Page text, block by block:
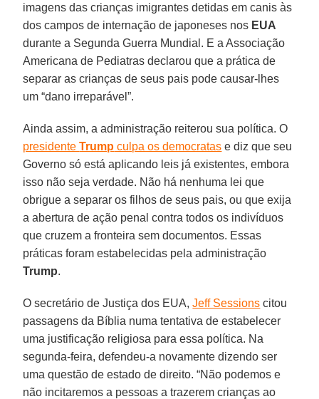
imagens das crianças imigrantes detidas em canis às
dos campos de internação de japoneses nos EUA
durante a Segunda Guerra Mundial. E a Associação
Americana de Pediatras declarou que a prática de
separar as crianças de seus pais pode causar-lhes
um “dano irreparável”.
Ainda assim, a administração reiterou sua política. O
presidenteTrump culpa os democratas e diz que seu
Governo só está aplicando leis já existentes, embora
isso não seja verdade. Não há nenhuma lei que
obrigue a separar os filhos de seus pais, ou que exija
a abertura de ação penal contra todos os indivíduos
que cruzem a fronteira sem documentos. Essas
práticas foram estabelecidas pela administração
Trump.
O secretário de Justiça dos EUA, Jeff Sessions citou
passagens da Bíblia numa tentativa de estabelecer
uma justificação religiosa para essa política. Na
segunda-feira, defendeu-a novamente dizendo ser
uma questão de estado de direito. “Não podemos e
não incitaremos a pessoas a trazerem crianças ao